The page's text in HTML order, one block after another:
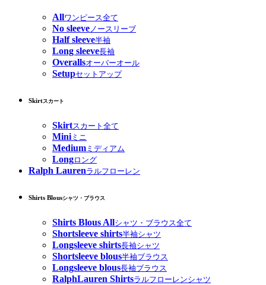
Allワンピース全て
No sleeveノースリーブ
Half sleeve半袖
Long sleeve長袖
Overallsオーバーオール
Setupセットアップ
Skirtスカート
Skirtスカート全て
Miniミニ
Medium ミディアム
Longロング
Ralph Laurenラルフローレン
Shirts Blousシャツ・ブラウス
Shirts Blous Allシャツ・ブラウス全て
Shortsleeve shirts半袖シャツ
Longsleeve shirts長袖シャツ
Shortsleeve blous半袖ブラウス
Longsleeve blous長袖ブラウス
RalphLauren Shirtsラルフローレンシャツ